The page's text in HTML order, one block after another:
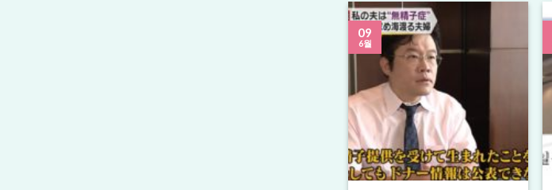
fertilization , Oocyte(Egg)
recipient , Sperm recipient、试
管婴儿、借卵(供卵) 、借精(供
精) [...]
09
6월